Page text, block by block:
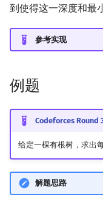
到使得这一深度和最
参考实现
例题
Codeforces Round
给定一棵有根树，求出
解题思路